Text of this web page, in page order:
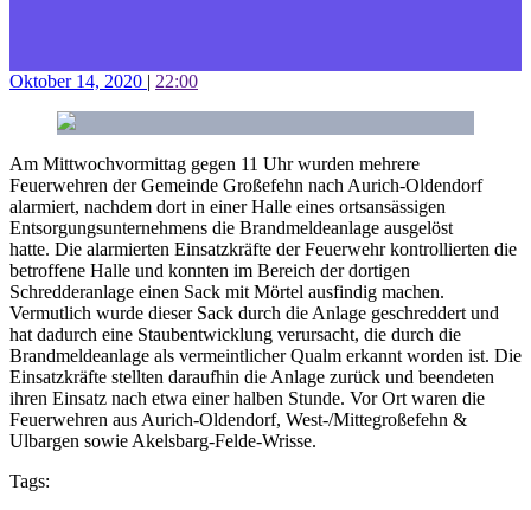
Oktober 14, 2020 | 22:00
Am Mittwochvormittag gegen 11 Uhr wurden mehrere
Feuerwehren der Gemeinde Großefehn nach Aurich-Oldendorf
alarmiert, nachdem dort in einer Halle eines ortsansässigen
Entsorgungsunternehmens die Brandmeldeanlage ausgelöst
hatte. Die alarmierten Einsatzkräfte der Feuerwehr kontrollierten die
betroffene Halle und konnten im Bereich der dortigen
Schredderanlage einen Sack mit Mörtel ausfindig machen.
Vermutlich wurde dieser Sack durch die Anlage geschreddert und
hat dadurch eine Staubentwicklung verursacht, die durch die
Brandmeldeanlage als vermeintlicher Qualm erkannt worden ist. Die
Einsatzkräfte stellten daraufhin die Anlage zurück und beendeten
ihren Einsatz nach etwa einer halben Stunde. Vor Ort waren die
Feuerwehren aus Aurich-Oldendorf, West-/Mittegroßefehn &
Ulbargen sowie Akelsbarg-Felde-Wrisse.
Tags: